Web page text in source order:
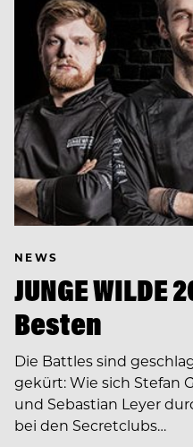
NEWS
JUNGE WILDE
Besten
Die Battles sind
gekürt: Wie sich Stefan
und Sebastian Leyer
bei den Secretclubs…